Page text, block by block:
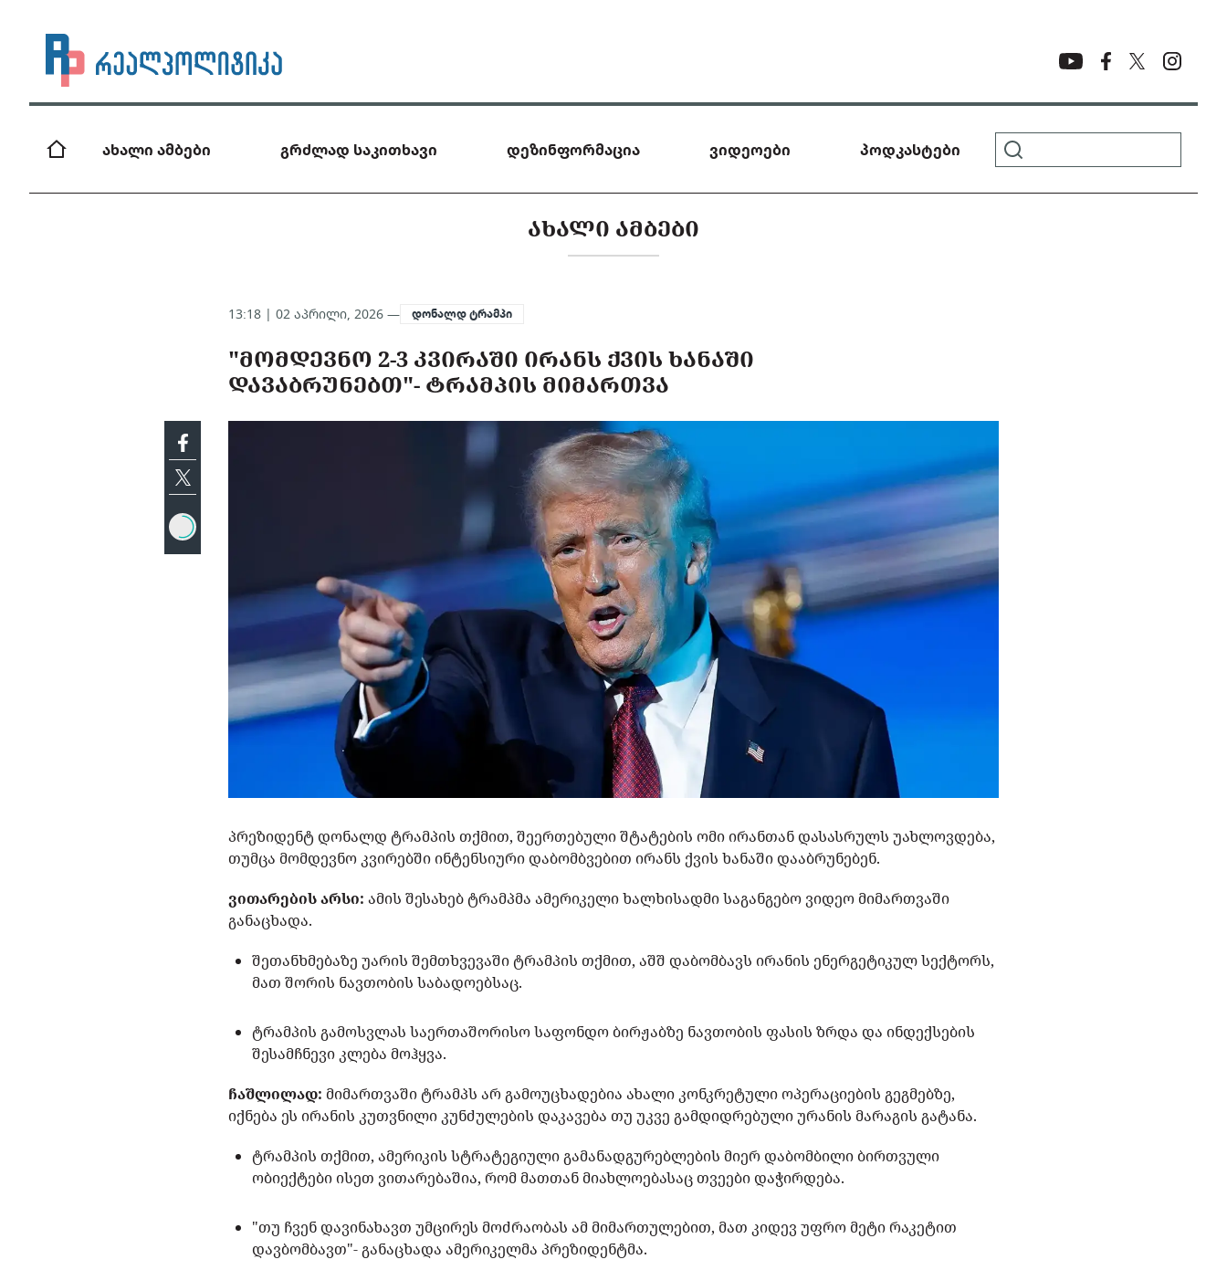
ახალი ამბები გრძლად საკითხავი დეზინფორმაცია ვიდეოები პოდკასტები
ᲐᲮᲐᲚᲘ ᲐᲛᲑᲔᲑᲘ
13:18 | 02 აპრილი, 2026 — დონალდ ტრამპი
"ᲛᲝᲛᲓᲔᲕᲜᲝ 2-3 ᲙᲕᲘᲠᲐᲨᲘ ᲘᲠᲐᲜᲡ ᲥᲕᲘᲡ ᲮᲐᲜᲐᲨᲘ
ᲓᲐᲕᲐᲑᲠᲣᲜᲔᲑᲗ"- ᲢᲠᲐᲛᲞᲘᲡ ᲛᲘᲛᲐᲠᲗᲕᲐ
პრეზიდენტ დონალდ ტრამპის თქმით, შეერთებული შტატების ომი ირანთან დასასრულს უახლოვდება,
თუმცა მომდევნო კვირებში ინტენსიური დაბომბვებით ირანს ქვის ხანაში დააბრუნებენ.
ვითარების არსი: ამის შესახებ ტრამპმა ამერიკელი ხალხისადმი საგანგებო ვიდეო მიმართვაში
განაცხადა.
შეთანხმებაზე უარის შემთხვევაში ტრამპის თქმით, აშშ დაბომბავს ირანის ენერგეტიკულ სექტორს,
მათ შორის ნავთობის საბადოებსაც.
ტრამპის გამოსვლას საერთაშორისო საფონდო ბირჟაბზე ნავთობის ფასის ზრდა და ინდექსების
შესამჩნევი კლება მოჰყვა.
ჩაშლილად:მიმართვაში ტრამპს არ გამოუცხადებია ახალი კონკრეტული ოპერაციების გეგმებზე,
იქნება ეს ირანის კუთვნილი კუნძულების დაკავება თუ უკვე გამდიდრებული ურანის მარაგის გატანა.
ტრამპის თქმით, ამერიკის სტრატეგიული გამანადგურებლების მიერ დაბომბილი ბირთვული
ობიექტები ისეთ ვითარებაშია, რომ მათთან მიახლოებასაც თვეები დაჭირდება.
"თუ ჩვენ დავინახავთ უმცირეს მოძრაობას ამ მიმართულებით, მათ კიდევ უფრო მეტი რაკეტით
დავბომბავთ"- განაცხადა ამერიკელმა პრეზიდენტმა.